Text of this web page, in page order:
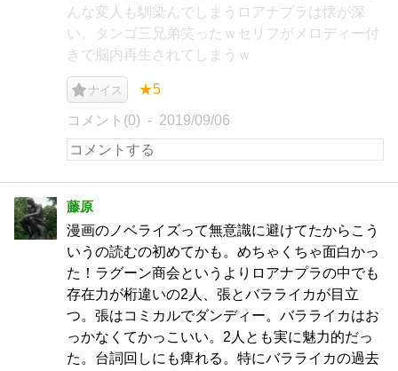
んな変人も馴染んでしまうロアナプラは懐が深
い。タンゴ三兄弟笑ったｗセリフがメロディー付
きで脳内再生されてしまうｗ
ナイス ★5
コメント(0) 2019/09/06
藤原
漫画のノベライズって無意識に避けてたからこう
いうの読むの初めてかも。めちゃくちゃ面白かっ
た！ラグーン商会というよりロアナプラの中でも
存在力が桁違いの2人、張とバラライカが目立
つ。張はコミカルでダンディー。バラライカはお
っかなくてかっこいい。2人とも実に魅力的だっ
た。台詞回しにも痺れる。特にバラライカの過去